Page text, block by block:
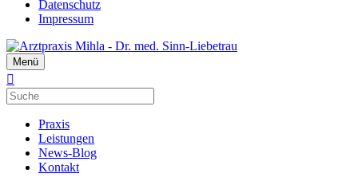
Datenschutz
Impressum
Menü
Praxis
Leistungen
News-Blog
Kontakt